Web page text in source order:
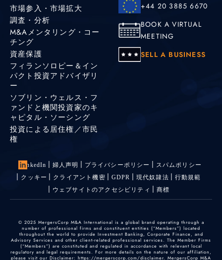
市場参入・市場拡大
調査・分析
M&Aメンタリング・コー
チング
資産保護
フィランソロピー＆イン
パクト投資アドバイザリ
ー
ソブリン・ウェルス・フ
ァンドと機関投資家のキ
ャピタル・ソーシング
投資による居住権／市民
権
+44 20 3885 6670
BOOK A VIRTUAL
MEETING
SELL A BUSINESS
LinkedIn 婦人声明 プライバシーポリシー
スパムポリシー
クッキー
クライアント機密 GDPR 現代奴隷法
行動規範
ウェブサイトのアクセシビリティ
商標
© 2025 MergersCorp M&A International is a global brand operating through a
number of professional firms and constituent entities (“Members”) located
throughout the world to provide Investment Banking, Corporate Finance, and
Advisory Services and other client-related professional services. The Member Firms
(“Members”) are constituted and regulated in accordance with relevant local
regulatory and legal requirements. For more details on the nature of our affiliation,
please visit our Disclaimer: https://mergerscorp.com/disclaimer. MergersCorp M&A